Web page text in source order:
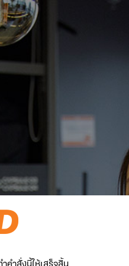
คำสั่งนี้ให้เสร็จสิ้น